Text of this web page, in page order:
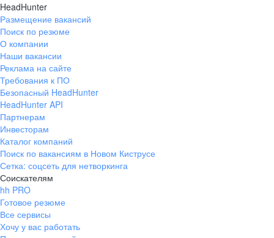
HeadHunter
Размещение вакансий
Поиск по резюме
О компании
Наши вакансии
Реклама на сайте
Требования к ПО
Безопасный HeadHunter
HeadHunter API
Партнерам
Инвесторам
Каталог компаний
Поиск по вакансиям в Новом Киструсе
Сетка: соцсеть для нетворкинга
Соискателям
hh PRO
Готовое резюме
Все сервисы
Хочу у вас работать